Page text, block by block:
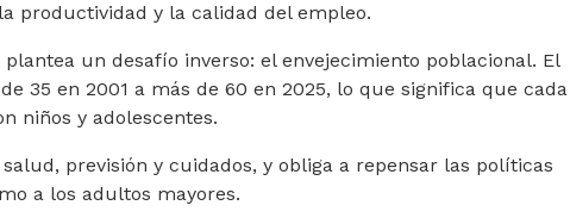
productividad y la calidad del empleo.
un desafío inverso: el envejecimiento poblacional. El
35 en 2001 a más de 60 en 2025, lo que significa que cada
niños y adolescentes.
previsión y cuidados, y obliga a repensar las políticas
a los adultos mayores.